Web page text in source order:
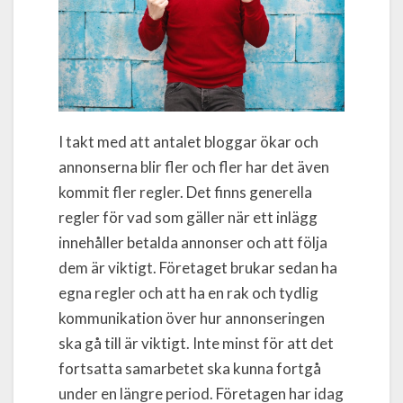
I takt med att antalet bloggar ökar och
annonserna blir fler och fler har det även
kommit fler regler. Det finns generella
regler för vad som gäller när ett inlägg
innehåller betalda annonser och att följa
dem är viktigt. Företaget brukar sedan ha
egna regler och att ha en rak och tydlig
kommunikation över hur annonseringen
ska gå till är viktigt. Inte minst för att det
fortsatta samarbetet ska kunna fortgå
under en längre period. Företagen har idag